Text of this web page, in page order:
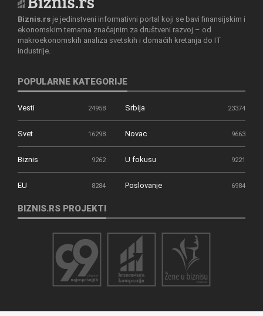
Biznis.rs je jedinstveni informativni portal koji se bavi finansijskim i
ekonomskim temama značajnim za društveni razvoj – od
makroekonomskih analiza svetskih i domaćih kretanja do IT
industrije.
POPULARNE KATEGORIJE
Vesti 24958 Srbija 23374
Svet 16298 Novac 9663
Biznis 9262 U fokusu 9221
EU 8284 Poslovanje 6984
BIZNIS.RS PROJEKTI